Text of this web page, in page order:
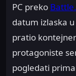
PC preko
datum izlaska
pratio
protagoniste
pogledati